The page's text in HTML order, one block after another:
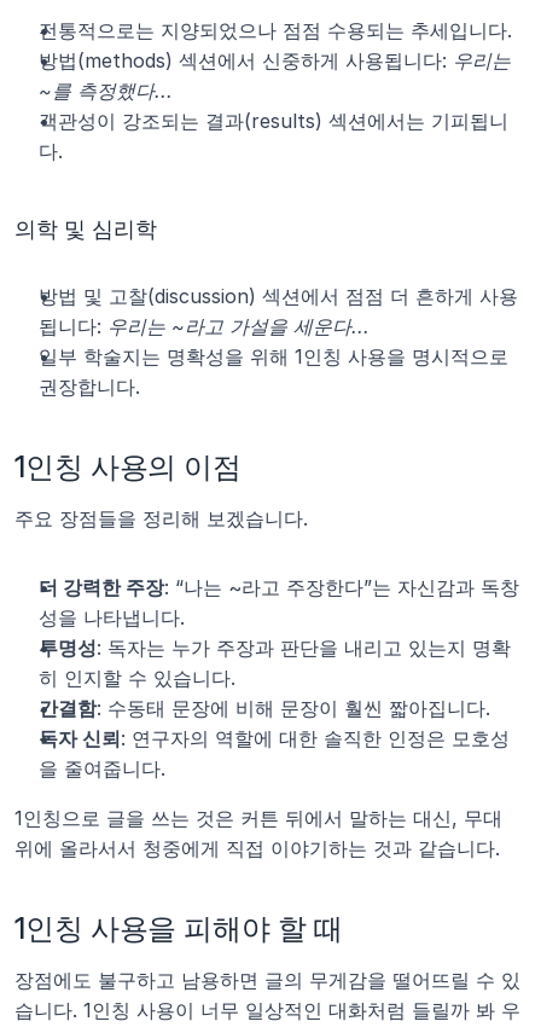
전통적으로는 지양되었으나 점점 수용되는 추세입니다.
방법(methods) 섹션에서 신중하게 사용됩니다: 우리는
~를 측정했다...
객관성이 강조되는 결과(results) 섹션에서는 기피됩니
다.
의학 및 심리학
방법 및 고찰(discussion) 섹션에서 점점 더 흔하게 사용
됩니다: 우리는 ~라고 가설을 세운다...
일부 학술지는 명확성을 위해 1인칭 사용을 명시적으로
권장합니다.
1인칭 사용의 이점
주요 장점들을 정리해 보겠습니다.
더 강력한 주장: “나는 ~라고 주장한다”는 자신감과 독창
성을 나타냅니다.
투명성: 독자는 누가 주장과 판단을 내리고 있는지 명확
히 인지할 수 있습니다.
간결함: 수동태 문장에 비해 문장이 훨씬 짧아집니다.
독자 신뢰: 연구자의 역할에 대한 솔직한 인정은 모호성
을 줄여줍니다.
1인칭으로 글을 쓰는 것은 커튼 뒤에서 말하는 대신, 무대
위에 올라서서 청중에게 직접 이야기하는 것과 같습니다.
1인칭 사용을 피해야 할 때
장점에도 불구하고 남용하면 글의 무게감을 떨어뜨릴 수 있
습니다. 1인칭 사용이 너무 일상적인 대화처럼 들릴까 봐 우